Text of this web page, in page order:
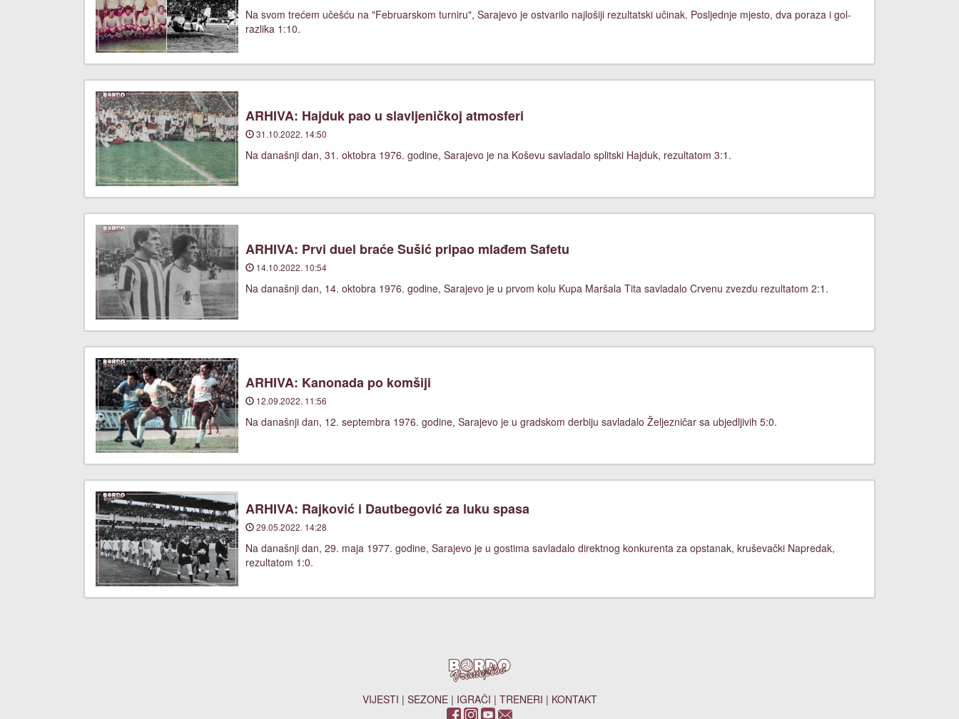
Na svom trećem učešću na "Februarskom turniru", Sarajevo je ostvarilo najlošiji rezultatski učinak. Posljednje mjesto, dva poraza i gol-
razlika 1:10.
ARHIVA: Hajduk pao u slavljeničkoj atmosferi
31.10.2022. 14:50
Na današnji dan, 31. oktobra 1976. godine, Sarajevo je na Koševu savladalo splitski Hajduk, rezultatom 3:1.
ARHIVA: Prvi duel braće Sušić pripao mlađem Safetu
14.10.2022. 10:54
Na današnji dan, 14. oktobra 1976. godine, Sarajevo je u prvom kolu Kupa Maršala Tita savladalo Crvenu zvezdu rezultatom 2:1.
ARHIVA: Kanonada po komšiji
12.09.2022. 11:56
Na današnji dan, 12. septembra 1976. godine, Sarajevo je u gradskom derbiju savladalo Željezničar sa ubjedljivih 5:0.
ARHIVA: Rajković i Dautbegović za luku spasa
29.05.2022. 14:28
Na današnji dan, 29. maja 1977. godine, Sarajevo je u gostima savladalo direktnog konkurenta za opstanak, kruševački Napredak,
rezultatom 1:0.
VIJESTI | SEZONE| IGRAČI | TRENERI | KONTAKT